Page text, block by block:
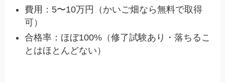
費用：5〜10万円（かいご畑なら無料で取得
可）
合格率：ほぼ100%（修了試験あり・落ちるこ
とはほとんどない）